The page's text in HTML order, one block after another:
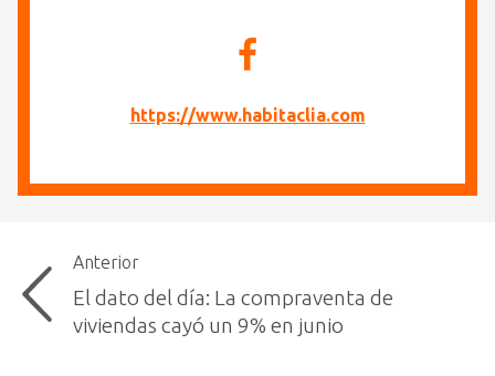
https://www.habitaclia.com
Anterior
El dato del día: La compraventa de
viviendas cayó un 9% en junio